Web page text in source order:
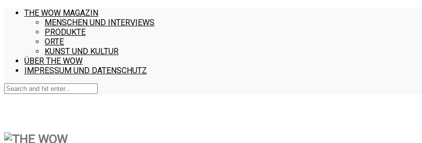
THE WOW MAGAZIN
MENSCHEN UND INTERVIEWS
PRODUKTE
ORTE
KUNST UND KULTUR
ÜBER THE WOW
IMPRESSUM UND DATENSCHUTZ